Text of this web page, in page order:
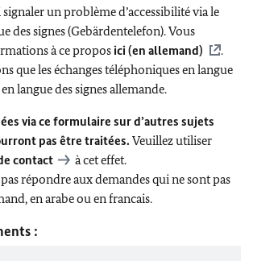
un problème d’accessibilité via le
des signes (Gebärdentelefon). Vous
à ce propos ici (en allemand)
.
que les échanges téléphoniques en langue
langue des signes allemande.
via ce formulaire sur d’autres sujets
pas être traitées. Veuillez utiliser
contact
à cet effet.
répondre aux demandes qui ne sont pas
en arabe ou en francais.
: